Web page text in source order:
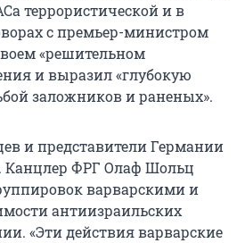
террористической и в
с премьер-министром
«решительном
и выразил «глубокую
заложников и раненых».
и представители Германии
Канцлер ФРГ Олаф Шольц
варварскими и
антиизраильских
«Эти действия варварские